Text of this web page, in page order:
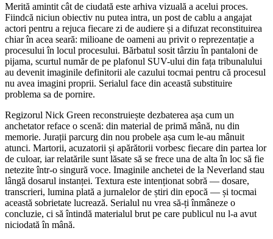
Merită amintit cât de ciudată este arhiva vizuală a acelui proces.
Fiindcă niciun obiectiv nu putea intra, un post de cablu a angajat
actori pentru a rejuca fiecare zi de audiere și a difuzat reconstituirea
chiar în acea seară: milioane de oameni au privit o reprezentație a
procesului în locul procesului. Bărbatul sosit târziu în pantaloni de
pijama, scurtul număr de pe plafonul SUV-ului din fața tribunalului
au devenit imaginile definitorii ale cazului tocmai pentru că procesul
nu avea imagini proprii. Serialul face din această substituire
problema sa de pornire.
Regizorul Nick Green reconstruiește dezbaterea așa cum un
anchetator reface o scenă: din material de primă mână, nu din
memorie. Jurații parcurg din nou probele așa cum le-au mânuit
atunci. Martorii, acuzatorii și apărătorii vorbesc fiecare din partea lor
de culoar, iar relatările sunt lăsate să se frece una de alta în loc să fie
netezite într-o singură voce. Imaginile anchetei de la Neverland stau
lângă dosarul instanței. Textura este intenționat sobră — dosare,
transcrieri, lumina plată a jurnalelor de știri din epocă — și tocmai
această sobrietate lucrează. Serialul nu vrea să-ți înmâneze o
concluzie, ci să întindă materialul brut pe care publicul nu l-a avut
niciodată în mână.